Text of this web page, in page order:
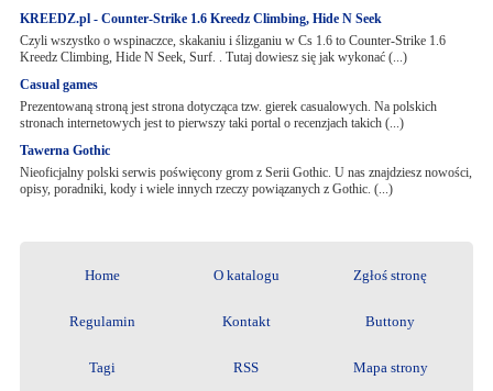
KREEDZ.pl - Counter-Strike 1.6 Kreedz Climbing, Hide N Seek
Czyli wszystko o wspinaczce, skakaniu i ślizganiu w Cs 1.6 to Counter-Strike 1.6
Kreedz Climbing, Hide N Seek, Surf. . Tutaj dowiesz się jak wykonać (...)
Casual games
Prezentowaną stroną jest strona dotycząca tzw. gierek casualowych. Na polskich
stronach internetowych jest to pierwszy taki portal o recenzjach takich (...)
Tawerna Gothic
Nieoficjalny polski serwis poświęcony grom z Serii Gothic. U nas znajdziesz nowości,
opisy, poradniki, kody i wiele innych rzeczy powiązanych z Gothic. (...)
Home O katalogu Zgłoś stronę
Regulamin Kontakt Buttony
Tagi RSS Mapa strony